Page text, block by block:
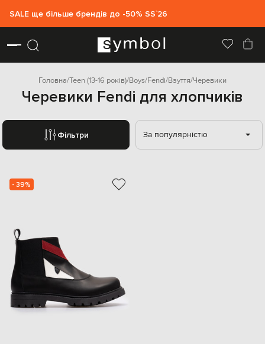
SALE ще більше брендів до -50% SS`26
Головна Teen (13-16 років) Boys Fendi Взуття Черевики
Черевики Fendi для хлопчиків
Фільтри За популярністю
- 39%